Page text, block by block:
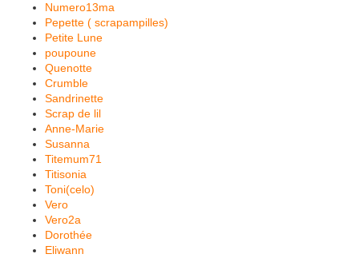
Numero13ma
Pepette ( scrapampilles)
Petite Lune
poupoune
Quenotte
Crumble
Sandrinette
Scrap de lil
Anne-Marie
Susanna
Titemum71
Titisonia
Toni(celo)
Vero
Vero2a
Dorothée
Eliwann